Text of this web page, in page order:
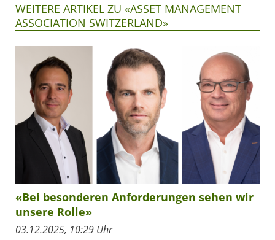
WEITERE ARTIKEL ZU «ASSET MANAGEMENT
ASSOCIATION SWITZERLAND»
«Bei besonderen Anforderungen sehen wir
unsere Rolle»
03.12.2025, 10:29 Uhr